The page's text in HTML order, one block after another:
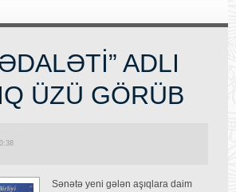
ADLI
ÜZÜ GÖRÜB
Sənətə yeni gələn aşıqlara daim